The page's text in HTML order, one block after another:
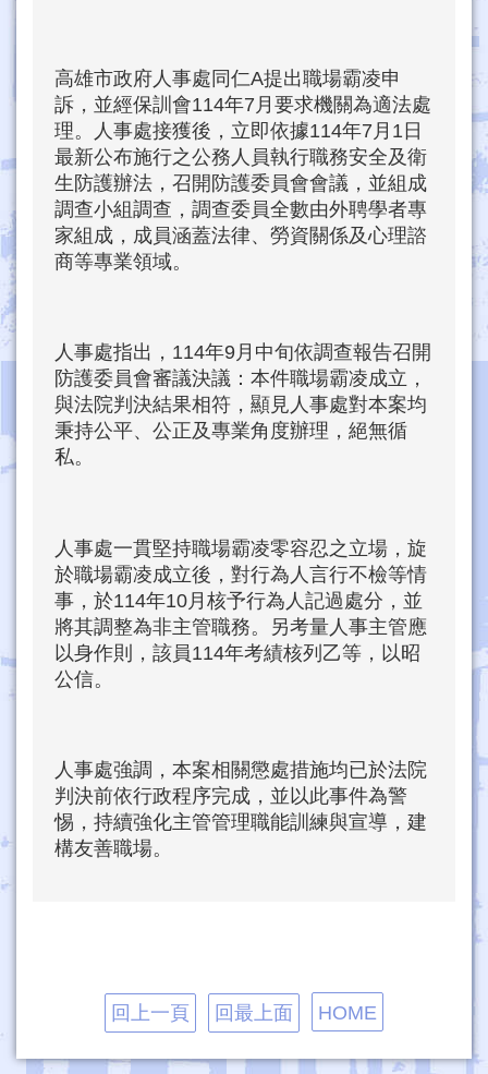
高雄市政府人事處同仁A提出職場霸凌申
訴，並經保訓會114年7月要求機關為適法處
理。人事處接獲後，立即依據114年7月1日
最新公布施行之公務人員執行職務安全及衛
生防護辦法，召開防護委員會會議，並組成
調查小組調查，調查委員全數由外聘學者專
家組成，成員涵蓋法律、勞資關係及心理諮
商等專業領域。
人事處指出，114年9月中旬依調查報告召開
防護委員會審議決議：本件職場霸凌成立，
與法院判決結果相符，顯見人事處對本案均
秉持公平、公正及專業角度辦理，絕無循
私。
人事處一貫堅持職場霸凌零容忍之立場，旋
於職場霸凌成立後，對行為人言行不檢等情
事，於114年10月核予行為人記過處分，並
將其調整為非主管職務。另考量人事主管應
以身作則，該員114年考績核列乙等，以昭
公信。
人事處強調，本案相關懲處措施均已於法院
判決前依行政程序完成，並以此事件為警
惕，持續強化主管管理職能訓練與宣導，建
構友善職場。
回上一頁 回最上面 HOME